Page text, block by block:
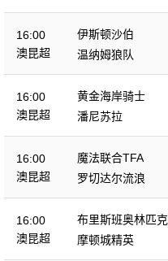
16:00
澳昆超
伊斯顿沙伯
温纳姆狼队
16:00
澳昆超
黄金海岸骑士
潘尼苏拉
16:00
澳昆超
魔法联合TFA
罗切达尔流浪
16:00
澳昆超
布里斯班奥林匹克
摩顿城精英